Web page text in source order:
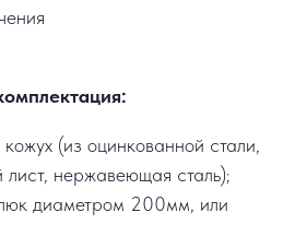
(из оцинкованной стали,
лист, нержавеющая сталь);
диаметром 200мм, или